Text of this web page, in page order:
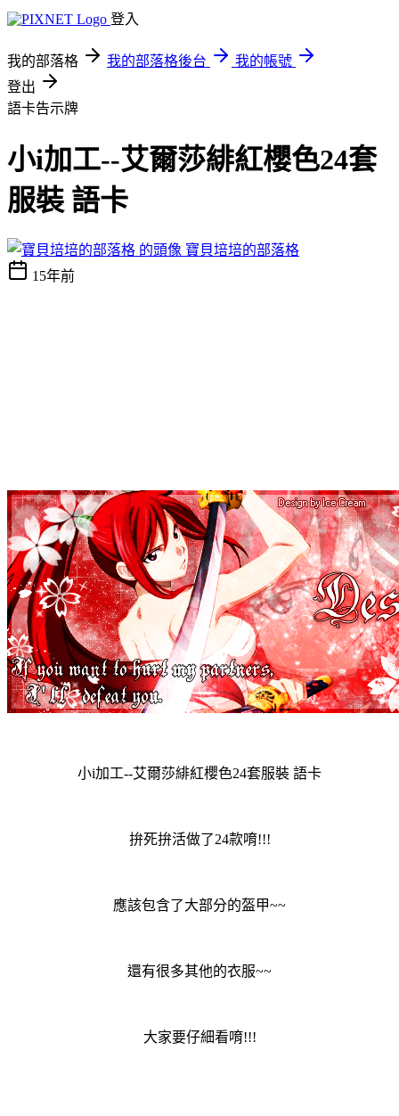
登入
我的部落格 我的部落格後台
我的帳號
登出
語卡告示牌
小i加工--艾爾莎緋紅櫻色24套
服裝 語卡
寶貝培培的部落格
15年前
小i加工--艾爾莎緋紅櫻色24套服裝 語卡
拚死拚活做了24款唷!!!
應該包含了大部分的盔甲~~
還有很多其他的衣服~~
大家要仔細看唷!!!